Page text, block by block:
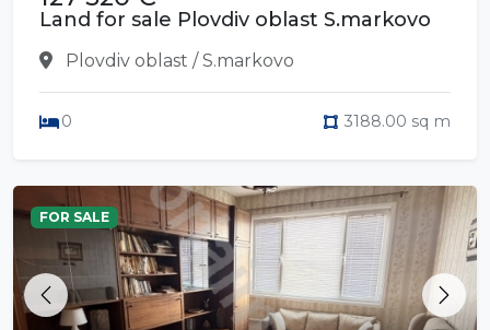
Land for sale Plovdiv oblast S.markovo
Plovdiv oblast / S.markovo
0 3188.00 sq m
Previous Next
FOR SALE